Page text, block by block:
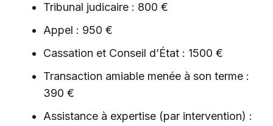
Tribunal judicaire : 800 €
Appel : 950 €
Cassation et Conseil d’État : 1500 €
Transaction amiable menée à son terme :
390 €
Assistance à expertise (par intervention) :